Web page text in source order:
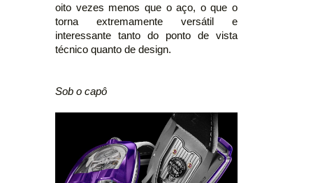
oito vezes menos que o aço, o que o
torna extremamente versátil e
interessante tanto do ponto de vista
técnico quanto de design.
Sob o capô